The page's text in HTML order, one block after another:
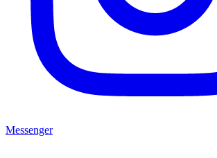
Messenger